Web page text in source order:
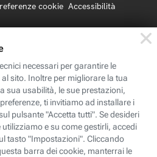
cookie Accessibilità